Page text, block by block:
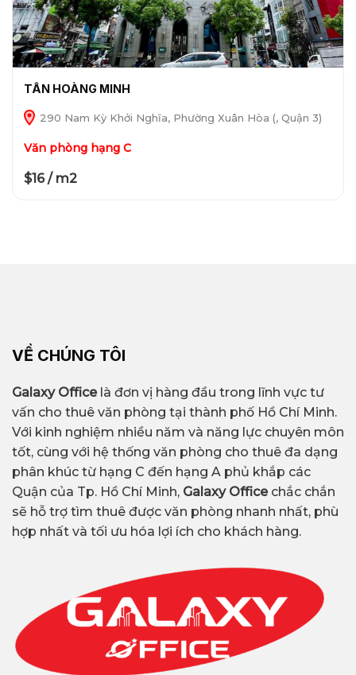
TÂN HOÀNG MINH
290 Nam Kỳ Khởi Nghĩa, Phường Xuân Hòa (, Quận 3)
Văn phòng hạng C
$16 / m2
VỀ CHÚNG TÔI
Galaxy Officelà đơn vị hàng đầu trong lĩnh vực tư
vấn cho thuê văn phòng tại thành phố Hồ Chí Minh.
Với kinh nghiệm nhiều năm và năng lực chuyên môn
tốt, cùng với hệ thống văn phòng cho thuê đa dạng
phân khúc từ hạng C đến hạng A phủ khắp các
Quận của Tp. Hồ Chí Minh, Galaxy Office chắc chắn
sẽ hỗ trợ tìm thuê được văn phòng nhanh nhất, phù
hợp nhất và tối ưu hóa lợi ích cho khách hàng.